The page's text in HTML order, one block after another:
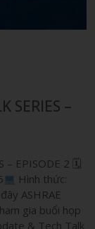
SERIES –
– EPISODE 2 🗓
Hình thức:
ASHRAE
gia buổi họp
& Tech Talk